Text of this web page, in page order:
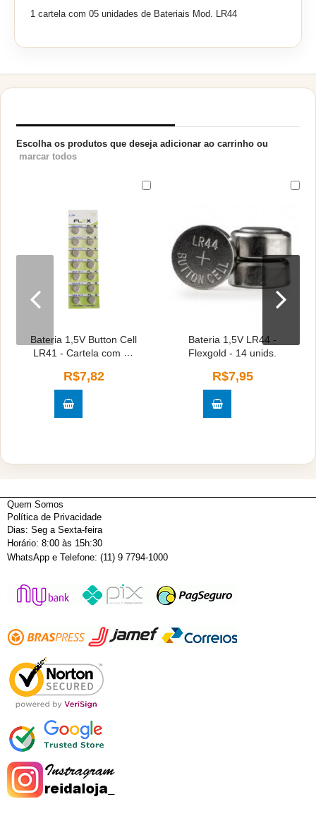
1 cartela com 05 unidades de Bateriais Mod. LR44
Escolha os produtos que deseja adicionar ao carrinho ou
marcar todos
Bateria 1,5V Button Cell
LR41 - Cartela com 14
R$7,82
Bateria 1,5V LR44 -
Flexgold - 14 unids.
R$7,95
Quem Somos
Política de Privacidade
Dias: Seg a Sexta-feira
Horário: 8:00 às 15h:30
WhatsApp e Telefone: (11) 9 7794-1000